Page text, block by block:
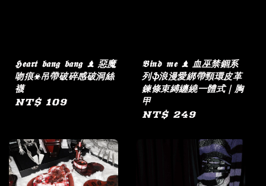
𝕳𝖊𝖆𝖗𝖙 𝖇𝖆𝖓𝖌 𝖇𝖆𝖓𝖌 ♝ 惡魔
吻痕☣︎吊帶破碎感破洞絲
襪
Regular
NT$ 109
𝕭𝖎𝖓𝖉 𝖒𝖊 ♝ 血巫禁錮系
列ֆ浪漫愛綁帶頸環皮革
鍊條束縛纏繞一體式｜胸
甲
Regular
NT$ 249